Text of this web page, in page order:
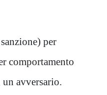
per
comportamento
avversario.